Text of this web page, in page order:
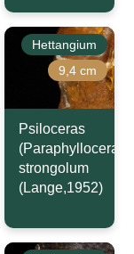
Hettangium
9,4 cm
Psiloceras
(Paraphylloceras)
strongolum
(Lange,1952)